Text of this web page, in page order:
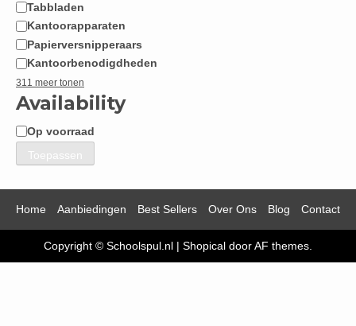
Tabbladen
Kantoorapparaten
Papierversnipperaars
Kantoorbenodigdheden
311 meer tonen
Availability
Beschikbaarheid
Op voorraad
Toepassen
Home Aanbiedingen Best Sellers Over Ons Blog Contact
Copyright © Schoolspul.nl | Shopical door AF themes.